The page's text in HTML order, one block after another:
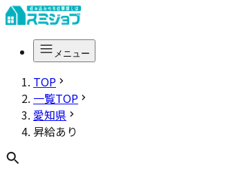
メニュー
TOP
一覧TOP
愛知県
昇給あり